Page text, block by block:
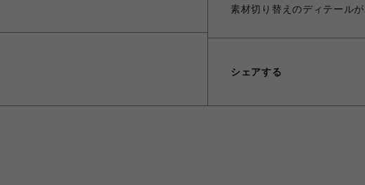
素材切り替えのディテール
シェアする